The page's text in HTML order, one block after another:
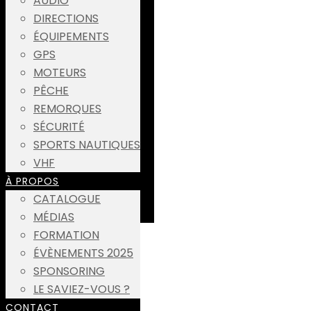
DIRECTIONS
ÉQUIPEMENTS
GPS
MOTEURS
PÊCHE
REMORQUES
SÉCURITÉ
SPORTS NAUTIQUES
VHF
À PROPOS
CATALOGUE
MÉDIAS
FORMATION
ÉVÈNEMENTS 2025
SPONSORING
LE SAVIEZ-VOUS ?
CONTACT